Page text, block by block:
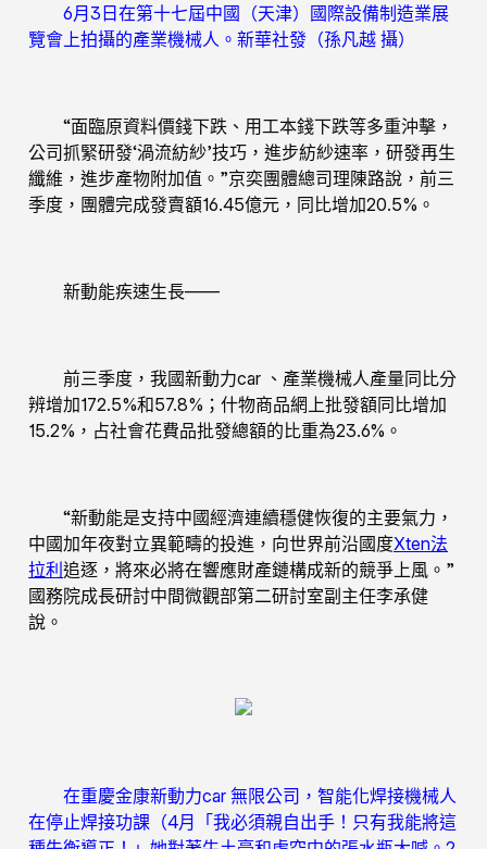
6月3日在第十七屆中國（天津）國際設備制造業展
覽會上拍攝的產業機械人。新華社發（孫凡越 攝）
“面臨原資料價錢下跌、用工本錢下跌等多重沖擊，
公司抓緊研發‘渦流紡紗’技巧，進步紡紗速率，研發再生
纖維，進步產物附加值。”京奕團體總司理陳路說，前三
季度，團體完成發賣額16.45億元，同比增加20.5%。
新動能疾速生長——
前三季度，我國新動力car 、產業機械人產量同比分
辨增加172.5%和57.8%；什物商品網上批發額同比增加
15.2%，占社會花費品批發總額的比重為23.6%。
“新動能是支持中國經濟連續穩健恢復的主要氣力，
中國加年夜對立異範疇的投進，向世界前沿國度Xten法
拉利追逐，將來必將在響應財產鏈構成新的競爭上風。”
國務院成長研討中間微觀部第二研討室副主任李承健
說。
在重慶金康新動力car 無限公司，智能化焊接機械人
在停止焊接功課（4月「我必須親自出手！只有我能將這